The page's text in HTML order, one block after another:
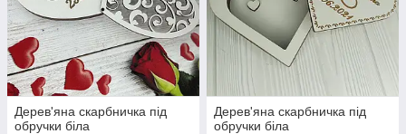
Дерев'яна скарбничка під
обручки біла
Дерев'яна скарбничка під
обручки біла